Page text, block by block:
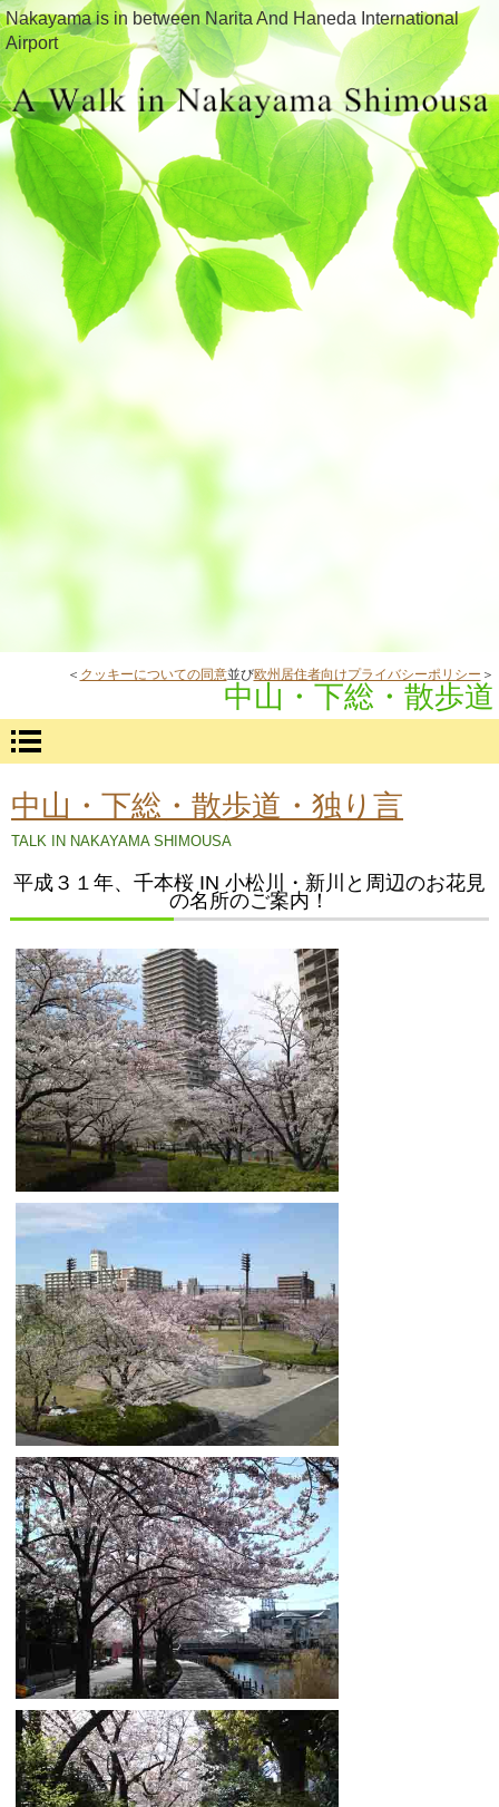
Nakayama is in between Narita And Haneda International
Airport
＜ クッキーについての同意並び欧州居住者向けプライバシーポリシー ＞
中山・下総・散歩道
中山・下総・散歩道・独り言
TALK IN NAKAYAMA SHIMOUSA
平成３１年、千本桜 IN 小松川・新川と周辺のお花見
の名所のご案内！